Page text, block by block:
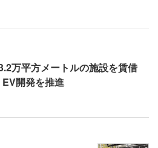
万平方メートルの施設を賃借
開発を推進